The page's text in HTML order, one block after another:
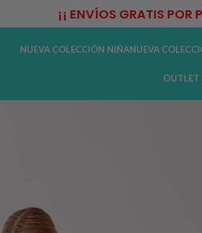
¡¡ ENVÍOS GRATIS
NUEVA COLECCIÓN NIÑANUEVA
OUTLET